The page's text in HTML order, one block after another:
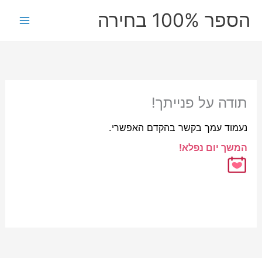
לתוכןהספר 100% בחירה
תודה על פנייתך!
נעמוד עמך בקשר בהקדם האפשרי.
המשך יום נפלא!